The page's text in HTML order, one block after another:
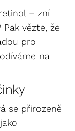
– zní
vězte, že
pro
na
se přirozeně